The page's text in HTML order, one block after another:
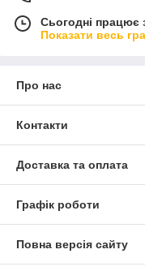
Сьогодні працює
Показати весь
Про нас
Контакти
Доставка та оплата
Графік роботи
Повна версія сайту